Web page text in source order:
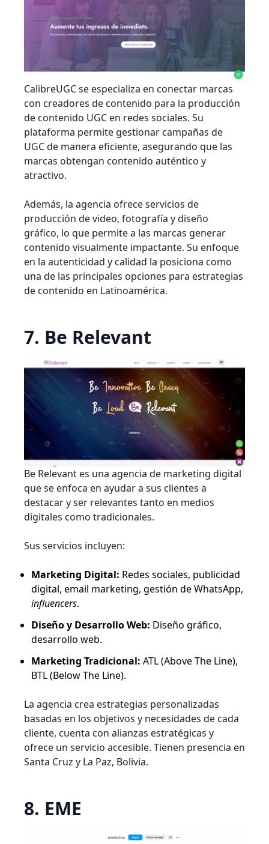
CalibreUGC se especializa en conectar marcas
con creadores de contenido para la producción
de contenido UGC en redes sociales. Su
plataforma permite gestionar campañas de
UGC de manera eficiente, asegurando que las
marcas obtengan contenido auténtico y
atractivo.
Además, la agencia ofrece servicios de
producción de video, fotografía y diseño
gráfico, lo que permite a las marcas generar
contenido visualmente impactante. Su enfoque
en la autenticidad y calidad la posiciona como
una de las principales opciones para estrategias
de contenido en Latinoamérica.
7. Be Relevant
Be Relevant es una agencia de marketing digital
que se enfoca en ayudar a sus clientes a
destacar y ser relevantes tanto en medios
digitales como tradicionales.
Sus servicios incluyen:
Marketing Digital: Redes sociales, publicidad
digital, email marketing, gestión de WhatsApp,
influencers.
Diseño y Desarrollo Web: Diseño gráfico,
desarrollo web.
Marketing Tradicional: ATL (Above The Line),
BTL (Below The Line).
La agencia crea estrategias personalizadas
basadas en los objetivos y necesidades de cada
cliente, cuenta con alianzas estratégicas y
ofrece un servicio accesible. Tienen presencia en
Santa Cruz y La Paz, Bolivia.
8. EME